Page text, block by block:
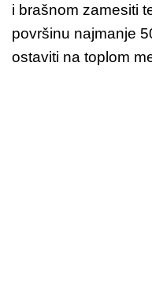
i brašnom zamesiti
površinu najmanje
ostaviti na toplom